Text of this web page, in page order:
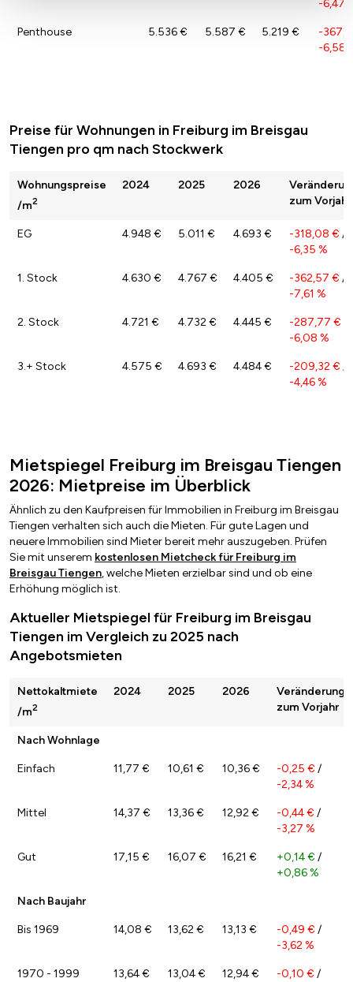
-6,47
Penthouse 5.536 € 5.587 € 5.219 €
-
-6,58
Preise für Wohnungen in Freiburg im Breisgau
Tiengen pro qm nach Stockwerk
Wohnungspreise
/m2
2024 2025 2026
zum Vorjahr
EG 4.948 € 5.011 € 4.693 € -318,08 € /
-6,35 %
1. Stock 4.630 € 4.767 € 4.405 € -362,57 € /
-7,61 %
2. Stock 4.721 € 4.732 € 4.445 € -287,77 €
-6,08 %
3.+ Stock 4.575 € 4.693 € 4.484 € -209,32 € /
-4,46 %
Mietspiegel Freiburg im Breisgau Tiengen
2026: Mietpreise im Überblick
Ähnlich zu den Kaufpreisen für Immobilien in Freiburg im Breisgau
Tiengen verhalten sich auch die Mieten. Für gute Lagen und
neuere Immobilien sind Mieter bereit mehr auszugeben. Prüfen
Sie mit unserem kostenlosen Mietcheck für Freiburg im
Breisgau Tiengen, welche Mieten erzielbar sind und ob eine
Erhöhung möglich ist.
Aktueller Mietspiegel für Freiburg im Breisgau
Tiengen im Vergleich zu 2025 nach
Angebotsmieten
Nettokaltmiete
/m2
2024 2025 2026
Veränderung
zum Vorjahr
Nach Wohnlage
Einfach 11,77 € 10,61 € 10,36 € -0,25 € /
-2,34 %
Mittel 14,37 € 13,36 € 12,92 € -0,44 € /
-3,27 %
Gut 17,15 € 16,07 € 16,21 € +0,14 € /
+0,86 %
Nach Baujahr
Bis 1969 14,08 € 13,62 € 13,13 € -0,49 € /
-3,62 %
1970 - 1999 13,64 € 13,04 € 12,94 € -0,10 € /